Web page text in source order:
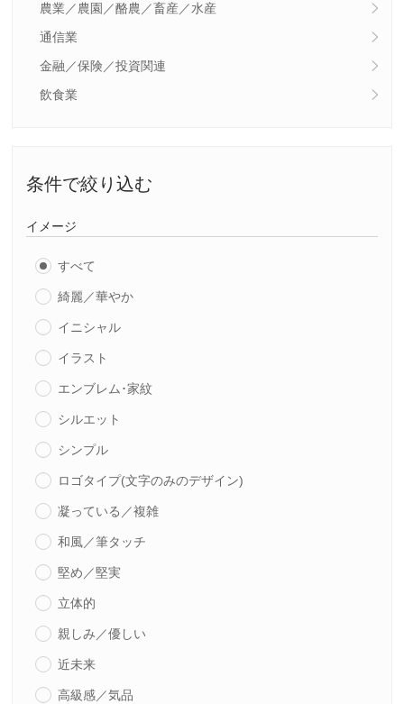
農業／農園／酪農／畜産／水産
通信業
金融／保険／投資関連
飲食業
条件で絞り込む
イメージ
すべて
綺麗／華やか
イニシャル
イラスト
エンブレム･家紋
シルエット
シンプル
ロゴタイプ(文字のみのデザイン)
凝っている／複雑
和風／筆タッチ
堅め／堅実
立体的
親しみ／優しい
近未来
高級感／気品